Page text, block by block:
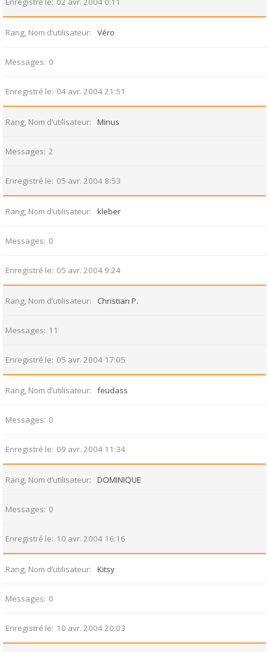
Rang, Nom d’utilisateur Véro
Messages 0
Enregistré le 04 avr. 2004 21:51
Rang, Nom d’utilisateur Minus
Messages 2
Enregistré le 05 avr. 2004 8:53
Rang, Nom d’utilisateur kleber
Messages 0
Enregistré le 05 avr. 2004 9:24
Rang, Nom d’utilisateur Christian P.
Messages 11
Enregistré le 05 avr. 2004 17:05
Rang, Nom d’utilisateur feudass
Messages 0
Enregistré le 09 avr. 2004 11:34
Rang, Nom d’utilisateur DOMINIQUE
Messages 0
Enregistré le 10 avr. 2004 16:16
Rang, Nom d’utilisateur Kitsy
Messages 0
Enregistré le 10 avr. 2004 20:03